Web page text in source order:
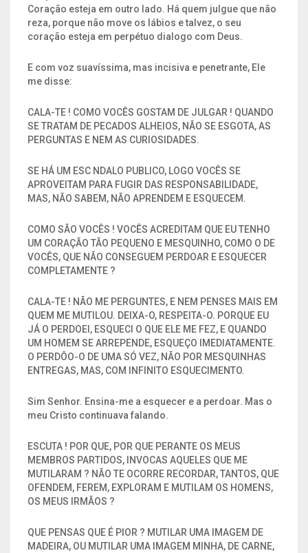
Coração esteja em outro lado. Há quem julgue que não
reza, porque não move os lábios e talvez, o seu
coração esteja em perpétuo dialogo com Deus.
E com voz suavíssima, mas incisiva e penetrante, Ele
me disse:
CALA-TE ! COMO VOCÊS GOSTAM DE JULGAR ! QUANDO
SE TRATAM DE PECADOS ALHEIOS, NÃO SE ESGOTA, AS
PERGUNTAS E NEM AS CURIOSIDADES.
SE HÁ UM ESC NDALO PUBLICO, LOGO VOCÊS SE
APROVEITAM PARA FUGIR DAS RESPONSABILIDADE,
MAS, NÃO SABEM, NÃO APRENDEM E ESQUECEM.
COMO SÃO VOCÊS ! VOCÊS ACREDITAM QUE EU TENHO
UM CORAÇÃO TÃO PEQUENO E MESQUINHO, COMO O DE
VOCÊS, QUE NÃO CONSEGUEM PERDOAR E ESQUECER
COMPLETAMENTE ?
CALA-TE ! NÃO ME PERGUNTES, E NEM PENSES MAIS EM
QUEM ME MUTILOU. DEIXA-O, RESPEITA-O. PORQUE EU
JÁ O PERDOEI, ESQUECI O QUE ELE ME FEZ, E QUANDO
UM HOMEM SE ARREPENDE, ESQUEÇO IMEDIATAMENTE.
O PERDÔO-O DE UMA SÓ VEZ, NÃO POR MESQUINHAS
ENTREGAS, MAS, COM INFINITO ESQUECIMENTO.
Sim Senhor. Ensina-me a esquecer e a perdoar. Mas o
meu Cristo continuava falando.
ESCUTA ! POR QUE, POR QUE PERANTE OS MEUS
MEMBROS PARTIDOS, INVOCAS AQUELES QUE ME
MUTILARAM ? NÃO TE OCORRE RECORDAR, TANTOS, QUE
OFENDEM, FEREM, EXPLORAM E MUTILAM OS HOMENS,
OS MEUS IRMÃOS ?
QUE PENSAS QUE É PIOR ? MUTILAR UMA IMAGEM DE
MADEIRA, OU MUTILAR UMA IMAGEM MINHA, DE CARNE,